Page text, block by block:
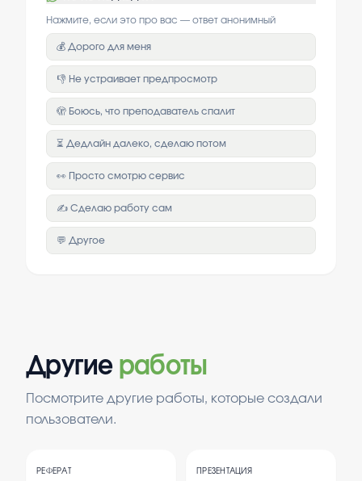
Нажмите, если это про вас — ответ анонимный
💰 Дорого для меня
👎 Не устраивает предпросмотр
🫣 Боюсь, что преподаватель спалит
⏳ Дедлайн далеко, сделаю потом
👀 Просто смотрю сервис
✍️ Сделаю работу сам
💬 Другое
Другие работы
Посмотрите другие работы, которые создали
пользователи.
РЕФЕРАТ ПРЕЗЕНТАЦИЯ